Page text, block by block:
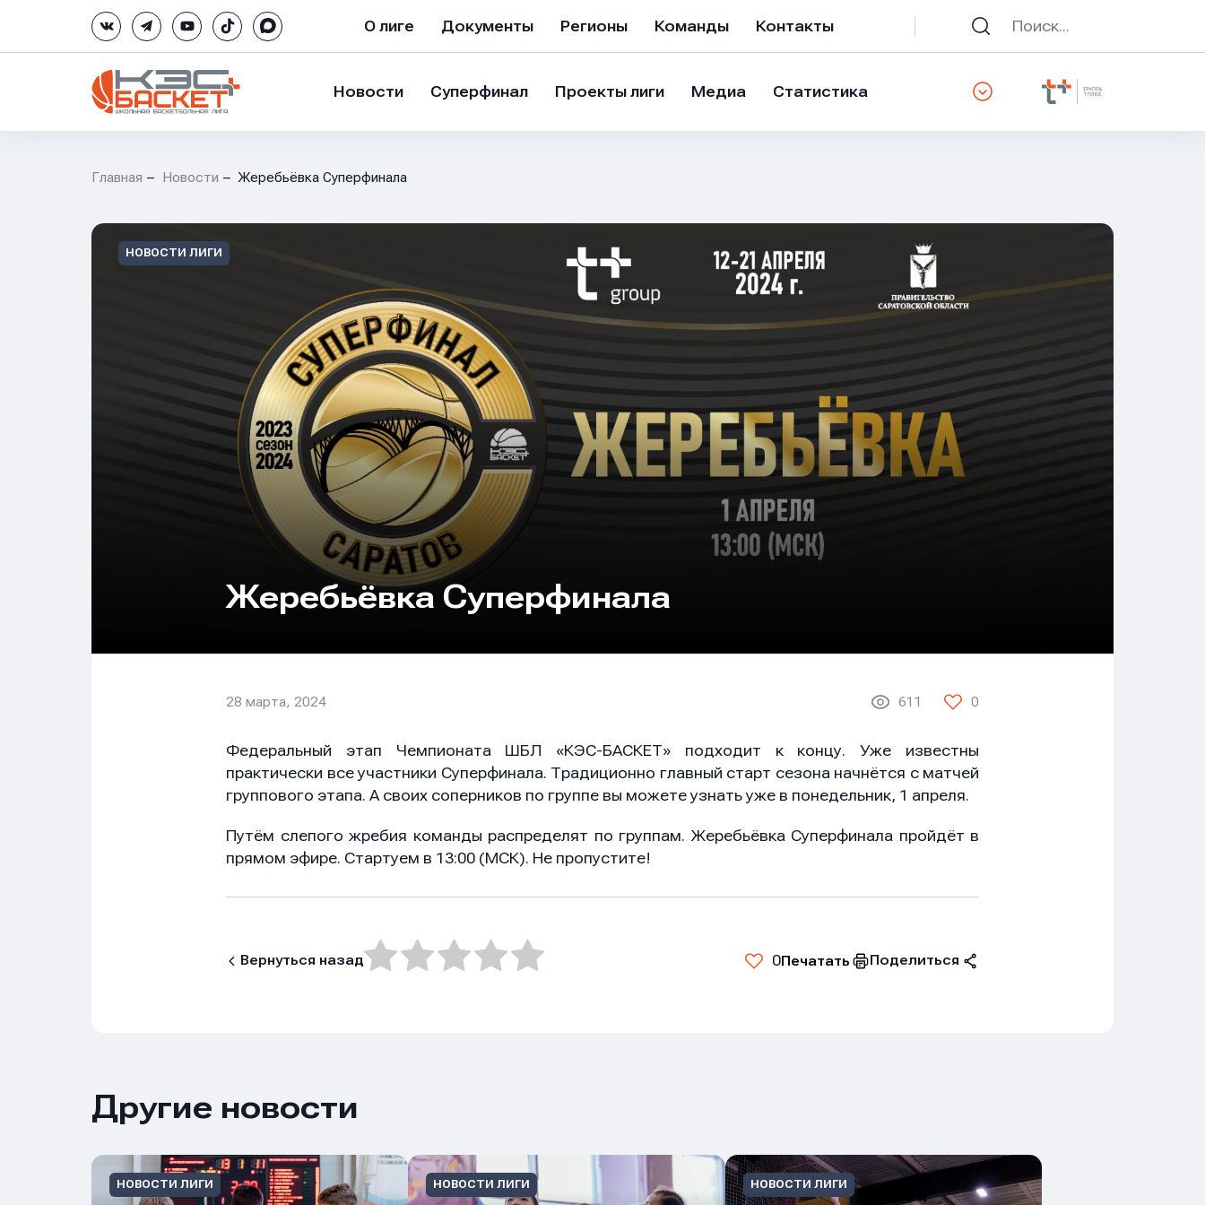
О лиге Документы Регионы Команды Контакты
Новости Суперфинал Проекты лиги Медиа Статистика
Главная Новости Жеребьёвка Суперфинала
НОВОСТИ ЛИГИ
Жеребьёвка Суперфинала
28 марта, 2024 611 0
Федеральный этап Чемпионата ШБЛ «КЭС-БАСКЕТ» подходит к концу. Уже известны
практически все участники Суперфинала. Традиционно главный старт сезона начнётся с матчей
группового этапа. А своих соперников по группе вы можете узнать уже в понедельник, 1 апреля.
Путём слепого жребия команды распределят по группам. Жеребьёвка Суперфинала пройдёт в
прямом эфире. Стартуем в 13:00 (МСК). Не пропустите!
Вернуться назад 0Печатать Поделиться
Другие новости
НОВОСТИ ЛИГИ НОВОСТИ ЛИГИ НОВОСТИ ЛИГИ
E-mail
E-mail
E-mail